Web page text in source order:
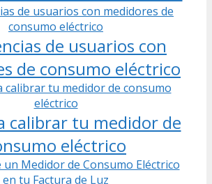
de usuarios con
de consumo eléctrico
calibrar tu medidor de
eléctrico